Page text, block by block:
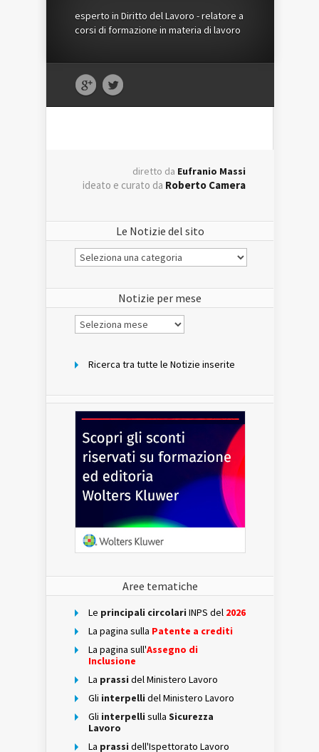
esperto in Diritto del Lavoro - relatore a
corsi di formazione in materia di lavoro
diretto da Eufranio Massi
ideato e curato da Roberto Camera
Le Notizie del sito
Le
Notizie
Notizie per mese
Notizie
per
Ricerca tra tutte le Notizie inserite
Aree tematiche
Le principali circolari INPS del 2026
La pagina sulla Patente a crediti
La pagina sull'Assegno di
Inclusione
La prassi del Ministero Lavoro
Gli interpelli del Ministero Lavoro
Gli interpelli sulla Sicurezza
Lavoro
La prassi dell'Ispettorato Lavoro